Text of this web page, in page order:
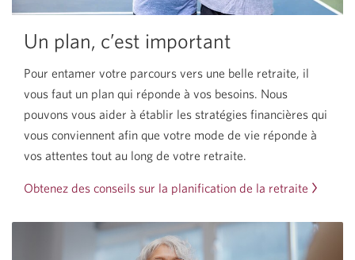
Un plan, c’est important
Pour entamer votre parcours vers une belle retraite, il
vous faut un plan qui réponde à vos besoins. Nous
pouvons vous aider à établir les stratégies financières qui
vous conviennent afin que votre mode de vie réponde à
vos attentes tout au long de votre retraite.
Obtenez des conseils sur la planification de la retraite